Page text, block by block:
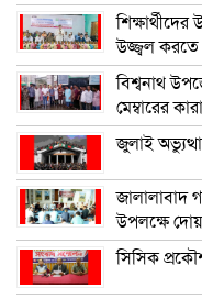
উজ্জ্বল
বিশ্বনাথ
মেম্বারের
জুলাই
জালালাবাদ
উপলক্ষে
সিসিক